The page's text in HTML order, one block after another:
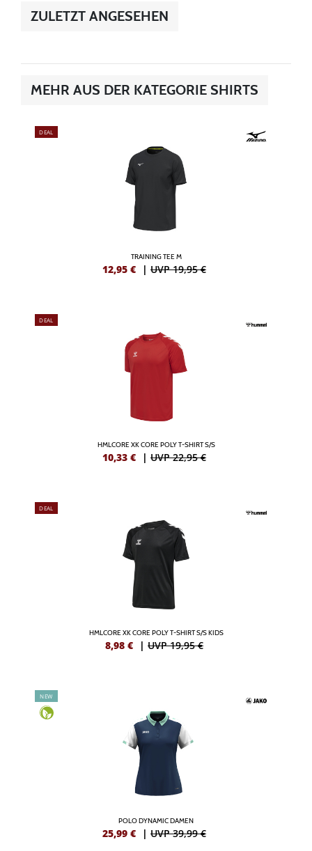
ZULETZT ANGESEHEN
MEHR AUS DER KATEGORIE SHIRTS
DEAL
TRAINING TEE M
12,95 € | UVP 19,95 €
DEAL
HMLCORE XK CORE POLY T-SHIRT S/S
10,33 € | UVP 22,95 €
DEAL
HMLCORE XK CORE POLY T-SHIRT S/S KIDS
8,98 € | UVP 19,95 €
NEW
POLO DYNAMIC DAMEN
25,99 € | UVP 39,99 €